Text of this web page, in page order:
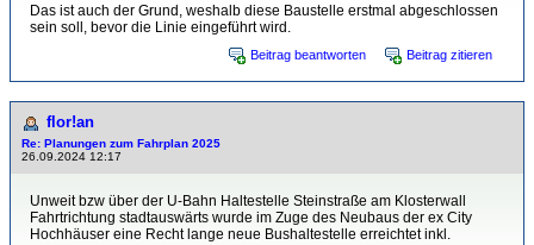
Das ist auch der Grund, weshalb diese Baustelle erstmal abgeschlossen
sein soll, bevor die Linie eingeführt wird.
Beitrag beantworten Beitrag zitieren
flor!an
Re: Planungen zum Fahrplan 2025
26.09.2024 12:17
Unweit bzw über der U-Bahn Haltestelle Steinstraße am Klosterwall
Fahrtrichtung stadtauswärts wurde im Zuge des Neubaus der ex City
Hochhäuser eine Recht lange neue Bushaltestelle erreichtet inkl.